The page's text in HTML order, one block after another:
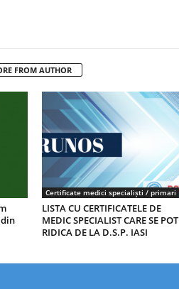
FROM AUTHOR
Certificate medici specialiști / primari
LISTA CU CERTIFICATELE DE
MEDIC SPECIALIST CARE SE POT
RIDICA DE LA D.S.P. IASI